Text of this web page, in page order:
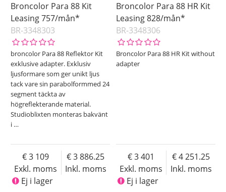
Broncolor Para 88 Kit
Leasing 757/mån*
BR-3348303
broncolor Para 88 Reflektor Kit
exklusive adapter. Exklusiv
ljusformare som ger unikt ljus
tack vare sin parabolformmed 24
segment täckta av
högreflekterande material.
Studioblixten monteras bakvänt
i …
Exkl. moms
3 109
Inkl. moms
3 886.25
Ej i lager
Broncolor Para 88 HR Kit
Leasing 828/mån*
BR-3348306
Broncolor Para 88 HR Kit without
adapter
Exkl. moms
3 401
Inkl. moms
4 251.25
Ej i lager